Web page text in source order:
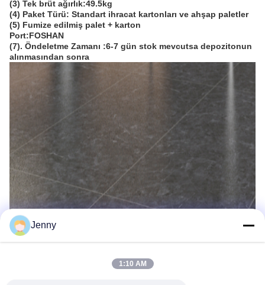
(3) Tek brüt ağırlık:49.5kg
(4) Paket Türü: Standart ihracat kartonları ve ahşap paletler
(5) Fumize edilmiş palet + karton
Port:FOSHAN
(7). Öndeletme Zamanı :6-7 gün stok mevcutsa depozitonun
alınmasından sonra
Jenny
1:10 AM